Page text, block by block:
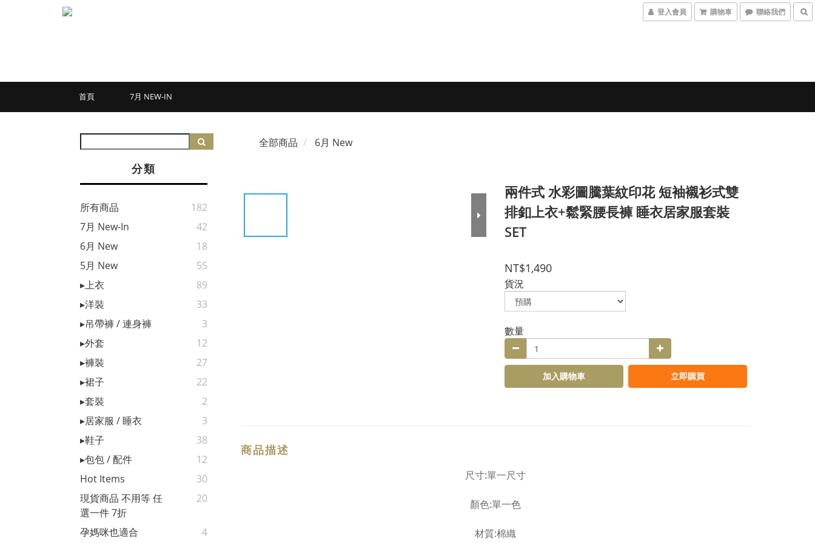
登入會員 購物車 聯絡我們
首頁 7月 NEW-IN
分類
所有商品
182
7月 New-In
42
6月 New
18
5月 New
55
▸上衣
89
▸洋裝
33
▸吊帶褲 / 連身褲
3
▸外套
12
▸褲裝
27
▸裙子
22
▸套裝
2
▸居家服 / 睡衣
3
▸鞋子
38
▸包包 / 配件
12
Hot Items
30
現貨商品 不用等 任
選一件 7折
20
孕媽咪也適合 4
全部商品 6月 New
兩件式 水彩圖騰葉紋印花 短袖襯衫式雙
排釦上衣+鬆緊腰長褲 睡衣居家服套裝
SET
NT$1,490
貨況
數量
加入購物車 立即購買
商品描述
尺寸:單一尺寸
顏色:單一色
材質:棉織